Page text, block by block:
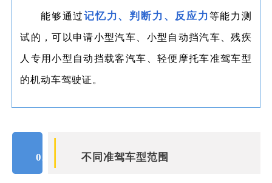
能够通过记忆力、判断力、反应力 等能力测
试的，可以申请小型汽车、小型自动挡汽车、残疾
人专用小型自动挡载客汽车、轻便摩托车准驾车型
的机动车驾驶证。
02 不同准驾车型范围